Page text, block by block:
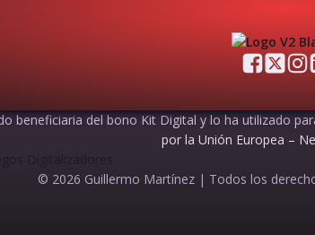
beneficiaria del bono Kit Digital y lo ha utilizado
por la Unión Europea –
© 2026 Guillermo Martínez | Todos los